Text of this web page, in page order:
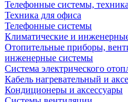
Телефонные системы,
Техника для офиса
Телефонные системы
Климатические и
Отопительные приборы,
инженерные системы
Система электрического
Кабель нагревательный и
Кондиционеры и аксессуары